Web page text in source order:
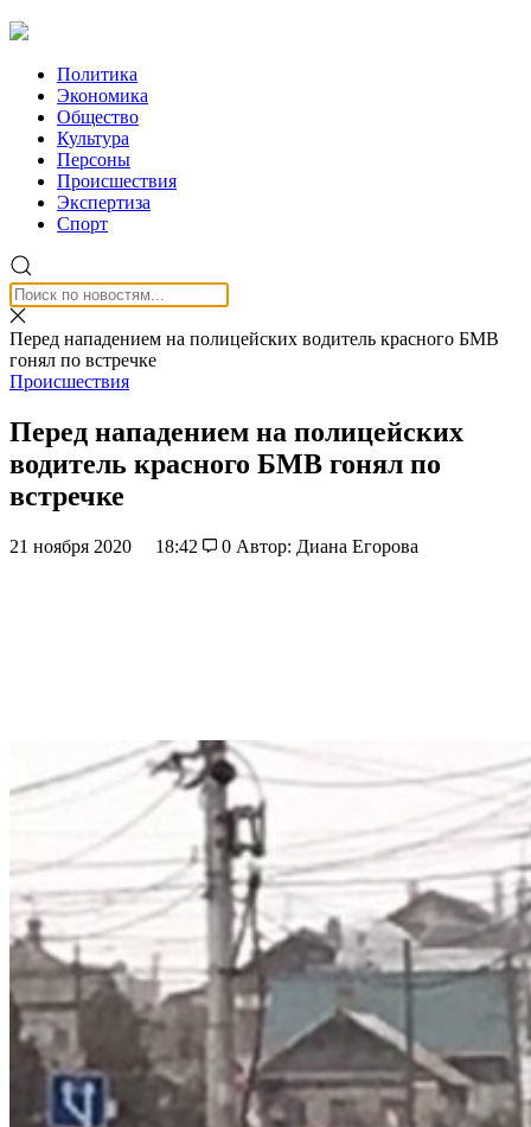
Политика
Экономика
Общество
Культура
Персоны
Происшествия
Экспертиза
Спорт
Перед нападением на полицейских водитель красного БМВ
гонял по встречке
Происшествия
Перед нападением на полицейских
водитель красного БМВ гонял по
встречке
21 ноября 2020 18:42 0 Автор: Диана Егорова